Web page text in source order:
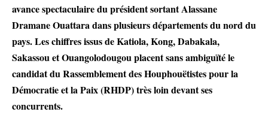
avance spectaculaire du président sortant Alassane
Dramane Ouattara dans plusieurs départements du nord du
pays. Les chiffres issus de Katiola, Kong, Dabakala,
Sakassou et Ouangolodougou placent sans ambiguïté le
candidat du Rassemblement des Houphouëtistes pour la
Démocratie et la Paix (RHDP) très loin devant ses
concurrents.